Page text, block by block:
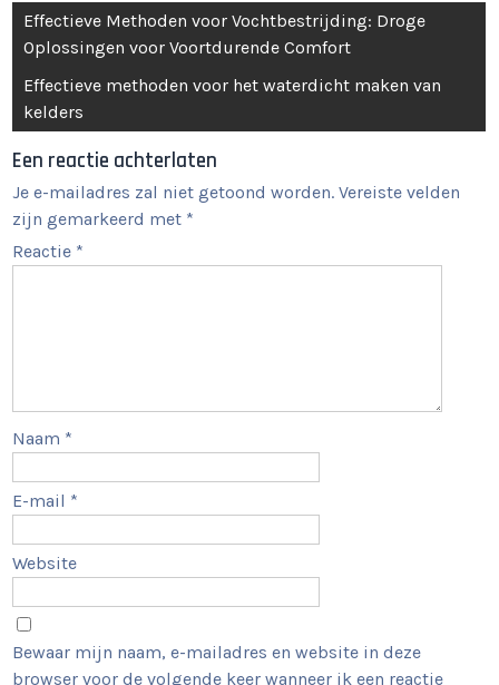
Berichtnavigatie
Effectieve Methoden voor Vochtbestrijding: Droge
Oplossingen voor Voortdurende Comfort
Effectieve methoden voor het waterdicht maken van
kelders
Een reactie achterlaten
Je e-mailadres zal niet getoond worden. Vereiste velden
zijn gemarkeerd met *
Reactie *
Naam *
E-mail *
Website
Bewaar mijn naam, e-mailadres en website in deze
browser voor de volgende keer wanneer ik een reactie